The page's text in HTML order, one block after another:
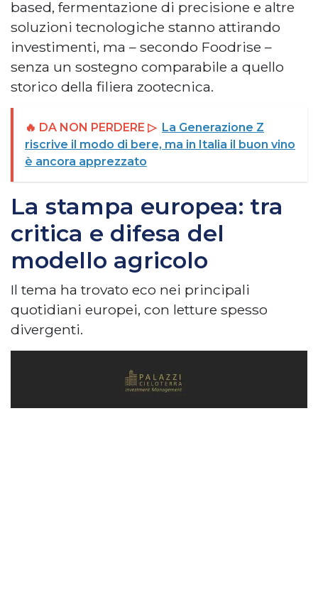
based, fermentazione di precisione e altre
soluzioni tecnologiche stanno attirando
investimenti, ma – secondo Foodrise –
senza un sostegno comparabile a quello
storico della filiera zootecnica.
🔥 DA NON PERDERE ▷ La Generazione Z
riscrive il modo di bere, ma in Italia il buon vino
è ancora apprezzato
La stampa europea: tra
critica e difesa del
modello agricolo
Il tema ha trovato eco nei principali
quotidiani europei, con letture spesso
divergenti.